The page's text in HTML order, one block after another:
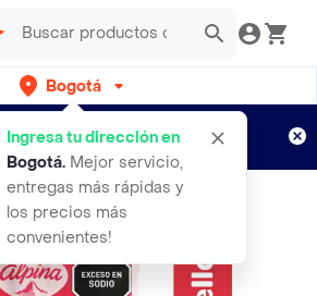
Bogotá
Ingresa tu dirección en
Bogotá. Mejor servicio,
entregas más rápidas y
los precios más
convenientes!
gratis por semanas
Aplican TyC